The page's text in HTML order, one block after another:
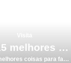
As 15 melhores coisas para fazer e visitar em Almada
As 15 melhores coisas para fazer e visitar em Almada